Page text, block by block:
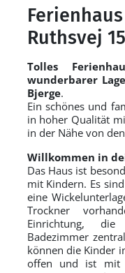
Ferienhaus
Ruthsvej
Tolles
wunderbarer
Bjerge.
Ein schönes und
in hoher Qualität
in der Nähe von
Willkommen in
Das Haus ist
mit Kindern. Es
eine
Trockner
Einrichtung,
Badezimmer
können die Kinder
offen und ist mit